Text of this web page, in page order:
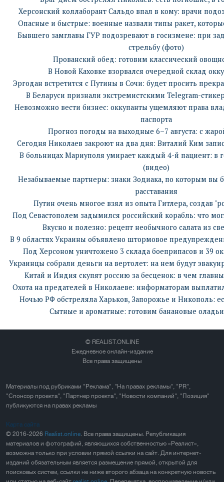
Херсонский коллаборант Сальдо впал в кому: врачи
Опасные и быстрые: военные назвали типы ракет,
Бывшего замглавы ГУР подозревают в госизмене: при
стрельбу (фото)
Прованский обед: готовим классический
В Новой Каховке взорвался очередной склад
Эргодан встретится с Путины в Сочи: будет просить
В Беларуси признали экстремистскими Telegram-
Невозможно вести бизнес: оккупанты ущемляют права
паспорта
Прогноз погоды на выходные 6–7 августа: с
Сегодня Николаев закроют на два дня: Виталий Ким
В больницах Мариуполя умирает каждый 4-й пациент: в
(видео)
Незабываемые партнеры: знаки Зодиака, по которым вы
расставания
Путин очень многое взял из опыта Гитлера, создав
Под Севастополем задымился российский корабль: что
Вкусно и полезно: рецепт необычного салата из
В 9 областях Украины объявлено штормовое
Под Херсоном уничтожено 3 склада боеприпасов и 39
Украинцы собрали деньги на вертолет: на нем будут
Китай и Индия скупят россию за бесценок: в чем
Охота на предателей в Николаеве: информаторам
Ночью РФ обстреляла Харьков, Запорожье и Никополь:
Сытные и ароматные: готовим банановые оладьи
© REALIST.ONLINE
Ежедневное онлайн-издание
Все права защищены
Материалы под рубриками "Реклама", "На правах рекламы", "PR",
"Спонсор проекта", "Партнер проекта", "Новости компаний", "Позиция"
публикуются на правах рекламы
Карта сайта
© 2016-2026 Realist.online. Все права защищены. Републикация
материалов и фотографий, являющихся собственностью «Реалист»,
возможна только при условии прямой ссылки на сайт. Для интернет-
изданий обязательным является размещение прямой, открытой для
поисковых систем, ссылки не ниже второго абзаца на конкретную новость